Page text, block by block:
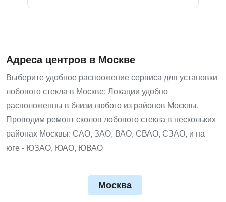
Адреса центров в Москве
Выберите удобное распоожение сервиса для установки
лобового стекла в Москве: Локации удобно
расположенны в близи любого из районов Москвы.
Проводим ремонт сколов лобового стекла в нескольких
районах Москвы: САО, ЗАО, ВАО, СВАО, СЗАО, и на
юге - ЮЗАО, ЮАО, ЮВАО
Москва